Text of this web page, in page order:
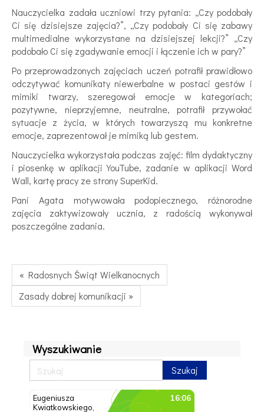
Nauczycielka zadała uczniowi trzy pytania: „Czy podobały
Ci się dzisiejsze zajęcia?”, „Czy podobały Ci się zabawy
multimedialne wykorzystane na dzisiejszej lekcji?” „Czy
podobało Ci się zgadywanie emocji i łączenie ich w pary?”
Po przeprowadzonych zajęciach uczeń potrafił prawidłowo
odczytywać komunikaty niewerbalne w postaci gestów i
mimiki twarzy, szeregował emocje w kategoriach;
pozytywne, nieprzyjemne, neutralne, potrafił przywołać
sytuacje z życia, w których towarzyszą mu konkretne
emocje, zaprezentował je mimiką lub gestem.
Nauczycielka wykorzystała podczas zajęć: film dydaktyczny
i piosenkę w aplikacji YouTube, zadanie w aplikacji Word
Wall, kartę pracy ze strony SuperKid.
Pani Agata motywowała podopiecznego, różnorodne
zajęcia zaktywizowały ucznia, z radością wykonywał
poszczególne zadania.
« Radosnych Świąt Wielkanocnych
Zasady dobrej komunikacji »
Wyszukiwanie